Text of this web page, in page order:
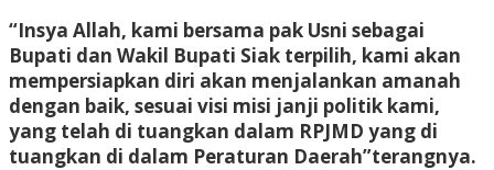
“Insya Allah, kami bersama pak Usni sebagai
Bupati dan Wakil Bupati Siak terpilih, kami akan
mempersiapkan diri akan menjalankan amanah
dengan baik, sesuai visi misi janji politik kami,
yang telah di tuangkan dalam RPJMD yang di
tuangkan di dalam Peraturan Daerah”terangnya.